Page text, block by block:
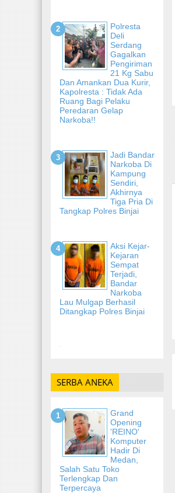
Polresta
Deli
Serdang
Gagalkan
Pengiriman
21 Kg Sabu
Dan Amankan Dua Kurir,
Kapolresta : Tidak Ada
Ruang Bagi Pelaku
Peredaran Gelap
Narkoba!!
Jadi Bandar
Narkoba Di
Kampung
Sendiri,
Akhirnya
Tiga Pria Di
Tangkap Polres Binjai
Aksi Kejar-
Kejaran
Sempat
Terjadi,
Bandar
Narkoba
Lau Mulgap Berhasil
Ditangkap Polres Binjai
-
SERBA ANEKA
Grand
Opening
'REINO'
Komputer
Hadir Di
Medan,
Salah Satu Toko
Terlengkap Dan
Terpercaya